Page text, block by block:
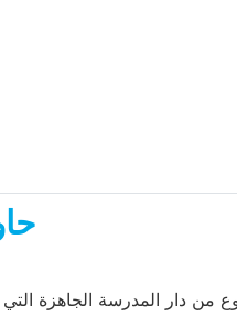
من دار المدرسة الجاهزة